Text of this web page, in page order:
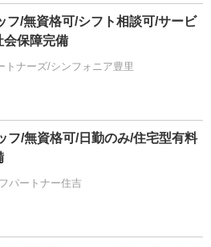
フ/無資格可/シフト相談可/サービ
会保障完備
トナーズ/シンフォニア豊里
フ/無資格可/日勤のみ/住宅型有料
パートナー住吉